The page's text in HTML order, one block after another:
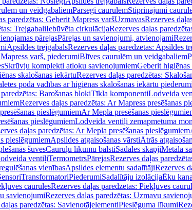
un veidgabaliemPārsegi caurulēmStiprinājumi
paredzētas: Geberit Mapress varšUzmavasRezerves
TrejgabaliIebūvēta cirkulācijaRezerves daļas
pārejasPārejas un savienojumi, atvienojami
Apsildes trejgabalsRezerves daļas paredzētas: Apsildes
varš, piederumiBlīves caurulēm un veidgabaliem
Skrūvju komplekti atloku savienojumiemGeberit higiēnas
skalošanas iekārtuRezerves daļas paredzētas:
poda vadības ar higiēnas skalošanas iekārtu piederumi
Barošanas blokiTīkla komponentiLodveida
Rezerves daļas paredzētas: Ar Mapress presēšanas
pieslēgumiemAr Mepla presēšanas
pieslēgumiemLodveida ventiļi zemapmetuma
daļas paredzētas: Ar Mepla presēšanas pieslēgumiem
pieslēgumiemApsildes atgaisošanas vārstiĀtrās
šuvesCauruļu līkumu balstiSadales skapjiMetāla
ventiļiTermometrsPārejasRezerves daļas
vienībasApsildes elementu sadalītājiRezerves
TransformatoriPiederumiSadalītāju izolācijaĒku
caurulesRezerves daļas paredzētas: Piekļuves
savienojumiRezerves daļas paredzētas: Uzmavu
paredzētas: SavienotājelementiPieslēguma līkumi